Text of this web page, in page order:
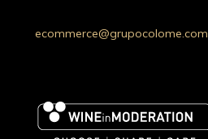
ecommerce@grupocolome.com